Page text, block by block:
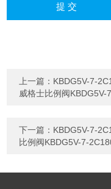
上一篇： KBDG5V-7-
威格士比例阀KBDG5V-
下一篇： KBDG5V-7-
比例阀KBDG5V-7-